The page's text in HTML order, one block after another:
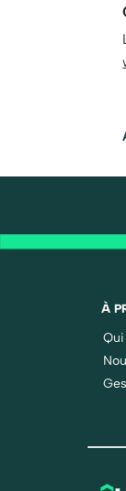
À